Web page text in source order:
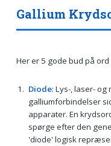
Gallium
Her er 5 gode bud på
Diode: Lys-, laser-
galliumforbindelser
apparater. En
spørge efter den
'diode' logisk